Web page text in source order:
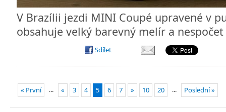
V Brazílii jezdi MINI Coupé upravené v
obsahuje velký barevný melír a
Sdílet
« První ... « 3 4 5 6 7 » 10 20 ... Poslední »